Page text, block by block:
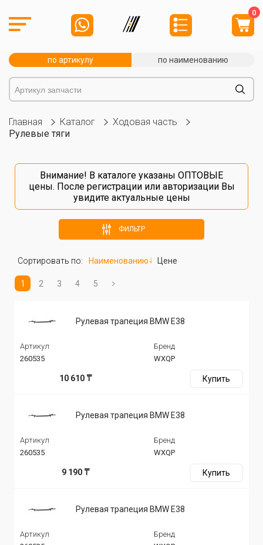
0
по артикулу по наименованию
Главная Каталог
Ходовая часть
Рулевые тяги
Внимание! В каталоге указаны ОПТОВЫЕ
цены. После регистрацииили авторизацииВы
увидите актуальные цены
ФИЛЬТР
Сортировать по: Наименованию Цене
1 2 3 4 5
Рулевая трапеция BMW E38
Артикул
260535
Бренд
WXQP
10 610 ₸ Купить
Рулевая трапеция BMW E38
Артикул
260535
Бренд
WXQP
9 190 ₸ Купить
Рулевая трапеция BMW E38
Артикул
Бренд